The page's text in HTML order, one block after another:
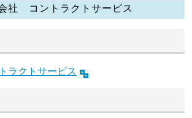
社 コントラクトサービス
クトサービス